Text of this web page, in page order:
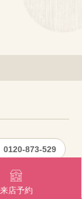
0120-873-529